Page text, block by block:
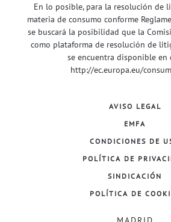
En lo posible, para la resolución de
materia de consumo conforme
se buscará la posibilidad que la
como plataforma de resolución de
se encuentra disponible en
http://ec.europa.eu/
AVISO LEGAL
EMFA
CONDICIONES DE
POLÍTICA DE
SINDICACIÓN
POLÍTICA DE